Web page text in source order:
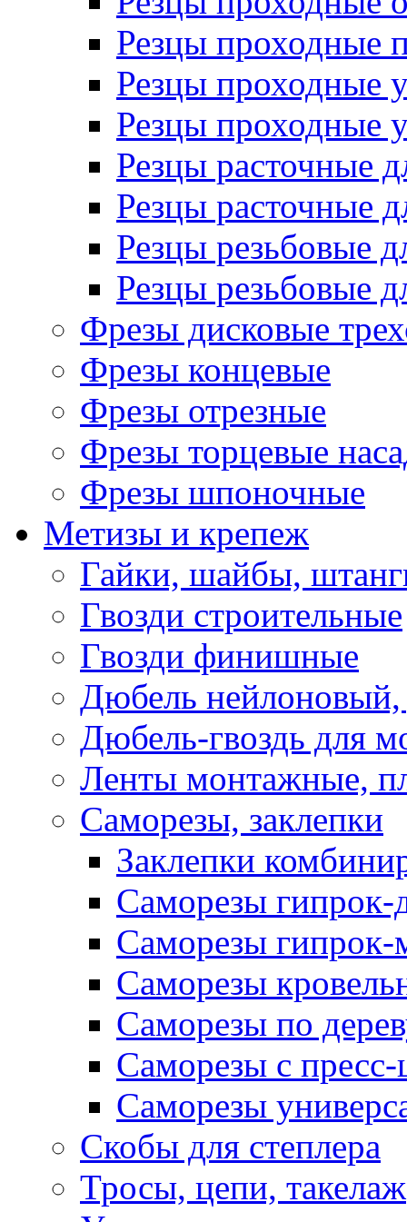
Резцы проходные
Резцы проходные
Резцы проходные
Резцы расточные
Резцы расточные
Резцы резьбовые
Резцы резьбовые
Фрезы дисковые
Фрезы концевые
Фрезы отрезные
Фрезы торцевые
Фрезы шпоночные
Метизы и крепеж
Гайки, шайбы,
Гвозди строительные
Гвозди финишные
Дюбель нейлоновый,
Дюбель-гвоздь для
Ленты монтажные,
Саморезы, заклепки
Заклепки
Саморезы гипрок-
Саморезы гипрок-
Саморезы
Саморезы по
Саморезы с
Саморезы
Скобы для степлера
Тросы, цепи, такелаж